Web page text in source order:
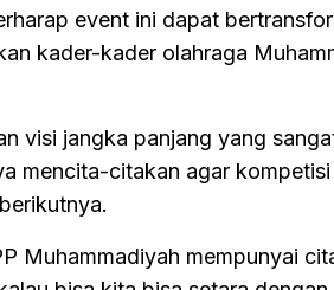
event ini dapat
kader-kader olahraga
visi jangka panjang yang
mencita-citakan agar kompetisi
Muhammadiyah mempunyai